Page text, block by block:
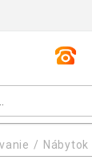
Nábytok